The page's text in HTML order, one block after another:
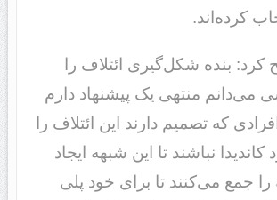
کرده‌اند.
کرد: بنده شکل‌گیری ائتلاف را
منتهی یک پیشنهاد دارم
که تصمیم دارند این ائتلاف را
کاندیدا نباشند تا این شبهه ایجاد
جمع می‌کنند تا برای خود پلی